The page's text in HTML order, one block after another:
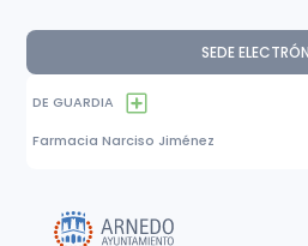
SEDE
DE GUARDIA
Farmacia Narciso Jiménez